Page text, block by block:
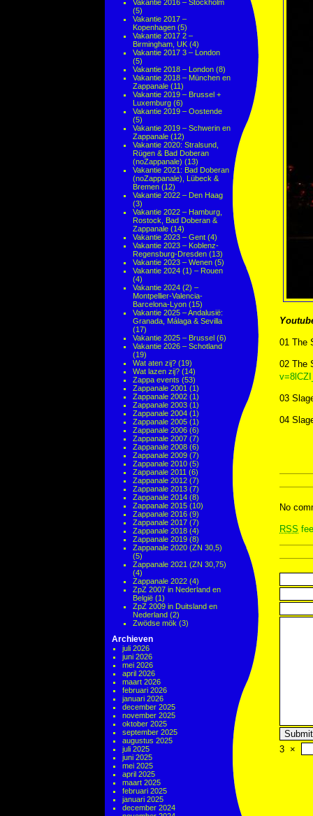
Vakantie 2016 – Stockholm
(5)
Vakantie 2017 –
Kopenhagen (5)
Vakantie 2017 2 –
Birmingham, UK (4)
Vakantie 2017 3 – London
(5)
Vakantie 2018 – London (8)
Vakantie 2018 – München en
Zappanale (11)
Vakantie 2019 – Brussel +
Luxemburg (6)
Vakantie 2019 – Oostende
(5)
Vakantie 2019 – Schwerin en
Zappanale (12)
Vakantie 2020: Stralsund,
Rügen & Bad Doberan
(noZappanale) (13)
Vakantie 2021: Bad Doberan
(noZappanale), Lübeck &
Bremen (12)
Vakantie 2022 – Den Haag
(3)
Vakantie 2022 – Hamburg,
Rostock, Bad Doberan &
Zappanale (14)
Vakantie 2023 – Gent (4)
Vakantie 2023 – Koblenz-
Regensburg-Dresden (13)
Vakantie 2023 – Wenen (5)
Vakantie 2024 (1) – Rouen
(4)
Vakantie 2024 (2) –
Montpellier-Valencia-
Barcelona-Lyon (15)
Vakantie 2025 – Andalusië:
Granada, Málaga & Sevilla
(17)
Vakantie 2025 – Brussel (6)
Vakantie 2026 – Schotland
(19)
Wat aten zij? (19)
Wat lazen zij? (14)
Zappa events (53)
Zappanale 2001 (1)
Zappanale 2002 (1)
Zappanale 2003 (1)
Zappanale 2004 (1)
Zappanale 2005 (1)
Zappanale 2006 (6)
Zappanale 2007 (7)
Zappanale 2008 (6)
Zappanale 2009 (7)
Zappanale 2010 (5)
Zappanale 2011 (6)
Zappanale 2012 (7)
Zappanale 2013 (7)
Zappanale 2014 (8)
Zappanale 2015 (10)
Zappanale 2016 (9)
Zappanale 2017 (7)
Zappanale 2018 (4)
Zappanale 2019 (8)
Zappanale 2020 (ZN 30,5)
(5)
Zappanale 2021 (ZN 30,75)
(4)
Zappanale 2022 (4)
ZpZ 2007 in Nederland en
België (1)
ZpZ 2009 in Duitsland en
Nederland (2)
Zwödse mök (3)
Archieven
juli 2026
juni 2026
mei 2026
april 2026
maart 2026
februari 2026
januari 2026
december 2025
november 2025
oktober 2025
september 2025
augustus 2025
juli 2025
juni 2025
mei 2025
april 2025
maart 2025
februari 2025
januari 2025
december 2024
01 The
02 The
03
04
No
RSS
3 ×